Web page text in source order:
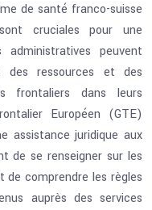
de santé franco-suisse
cruciales pour une
administratives peuvent
des ressources et des
frontaliers dans leurs
Européen (GTE)
assistance juridique aux
de se renseigner sur les
de comprendre les règles
auprès des services